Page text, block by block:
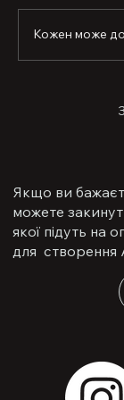
чуйним,
вільній
Кожен може
Якщо ви
можете
якої підуть на
для створення